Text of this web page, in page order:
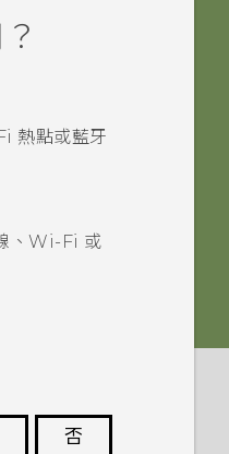
熱點或藍牙
、Wi-Fi 或
否